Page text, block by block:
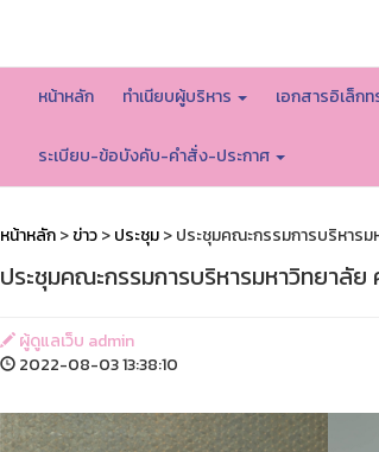
หน้าหลัก ทำเนียบผู้บริหาร เอกสารอิเล็ก
ระเบียบ-ข้อบังคับ-คำสั่ง-ประกาศ
หน้าหลัก>ข่าว>ประชุม> ประชุมคณะกรรมการบริหาร
ประชุมคณะกรรมการบริหารมหาวิทยาลัย
ผู้ดูแลเว็บ admin
2022-08-03 13:38:10